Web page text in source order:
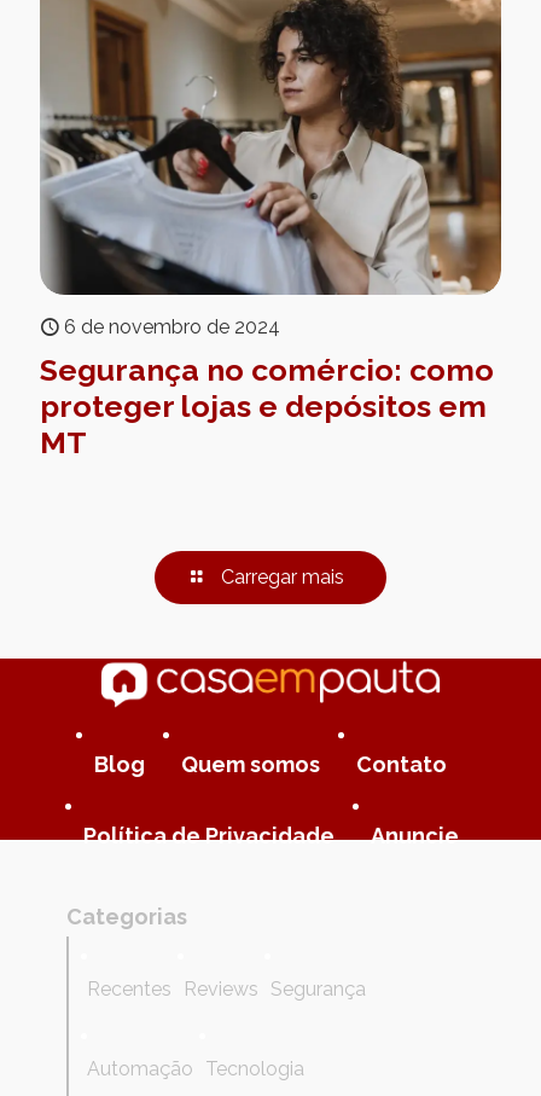
6 de novembro de 2024
Segurança no comércio: como
proteger lojas e depósitos em
MT
Carregar mais
Blog Quem somos Contato
Política de Privacidade Anuncie
Categorias
Recentes Reviews Segurança
Automação Tecnologia